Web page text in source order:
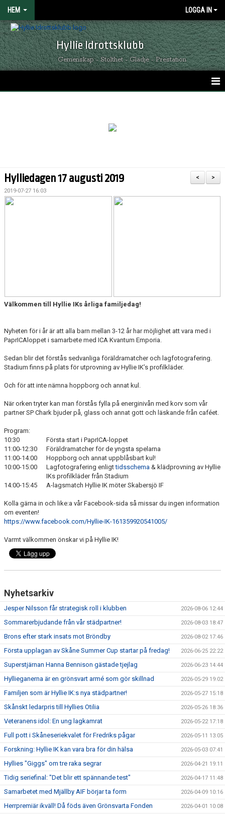
HEM LOGGA IN
Hyllie Idrottsklubb
Gemenskap - Stolthet - Glädje - Prestation
OM HYLLIE IK
FÖR BESÖKARE
>
<
Hylliedagen 17 augusti 2019
2019-07-27 16:03
Välkommen till Hyllie IKs årliga familjedag!
Nyheten för i år är att alla barn mellan 3-12 år har möjlighet att vara med i
PaprICAloppet i samarbete med ICA Kvantum Emporia.
Sedan blir det förstås sedvanliga föräldramatcher och lagfotografering.
Stadium finns på plats för utprovning av Hyllie IK’s profilkläder.
Och för att inte nämna hoppborg och annat kul.
När orken tryter kan man förstås fylla på energinivån med korv som vår
partner SP Chark bjuder på, glass och annat gott och läskande från caféet.
Program:
10:30
Första start i PaprICA-loppet
11:00-12:30
Föräldramatcher för de yngsta spelarna
11:00-14:00
Hoppborg och annat uppblåsbart kul!
10:00-15:00
Lagfotografering enligttidsschema & klädprovning av Hyllie
IKs profilkläder från Stadium
14:00-15:45
A-lagsmatch Hyllie IK möter Skabersjö IF
Kolla gärna in och like:a vår Facebook-sida så missar du ingen information
om eventen!
https://www.facebook.com/Hyllie-IK-161359920541005/
Varmt välkommen önskar vi på Hyllie IK!
Nyhetsarkiv
Jesper Nilsson får strategisk roll i klubben 2026-08-06 12:44
Sommarerbjudande från vår städpartner! 2026-08-03 18:47
Brons efter stark insats mot Bröndby 2026-08-02 17:46
Första upplagan av Skåne Summer Cup startar på fredag! 2026-06-25 22:22
Superstjärnan Hanna Bennison gästade tjejlag 2026-06-23 14:44
Hyllieganerna är en grönsvart armé som gör skillnad 2026-05-29 19:02
Familjen som är Hyllie IK:s nya städpartner! 2026-05-27 15:18
Skånskt ledarpris till Hyllies Otilia 2026-05-26 18:36
Veteranens idol: En ung lagkamrat 2026-05-22 17:18
Full pott i Skåneseriekvalet för Fredriks pågar 2026-05-11 13:05
Forskning: Hyllie IK kan vara bra för din hälsa 2026-05-03 07:41
Hyllies "Giggs" om tre raka segrar 2026-04-21 19:11
Tidig seriefinal: "Det blir ett spännande test" 2026-04-17 11:48
Samarbetet med Mjällby AIF börjar ta form 2026-04-09 10:16
Herrpremiär ikväll! Då föds även Grönsvarta Fonden 2026-04-01 10:08